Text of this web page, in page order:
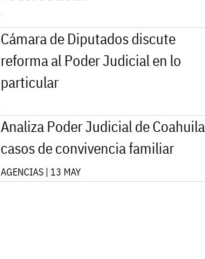
reformas al Poder Judicial
Cámara de Diputados discute
reforma al Poder Judicial en lo
Analiza Poder Judicial de Coahuila
casos de convivencia familiar